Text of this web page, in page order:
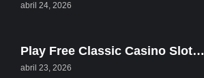
abril 24, 2026
Play Free Classic Casino Slot…
abril 23, 2026